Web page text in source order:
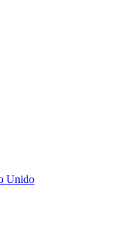
Unido